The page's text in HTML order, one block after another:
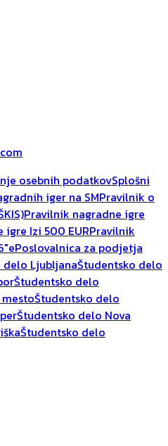
osebnih podatkovSplošni
iger na SMPravilnik o
Pravilnik nagradne igre
igre Izi 500 EURPravilnik
ePoslovalnica za podjetja
delo LjubljanaŠtudentsko delo
Študentsko delo
Študentsko delo
Študentsko delo Nova
Študentsko delo